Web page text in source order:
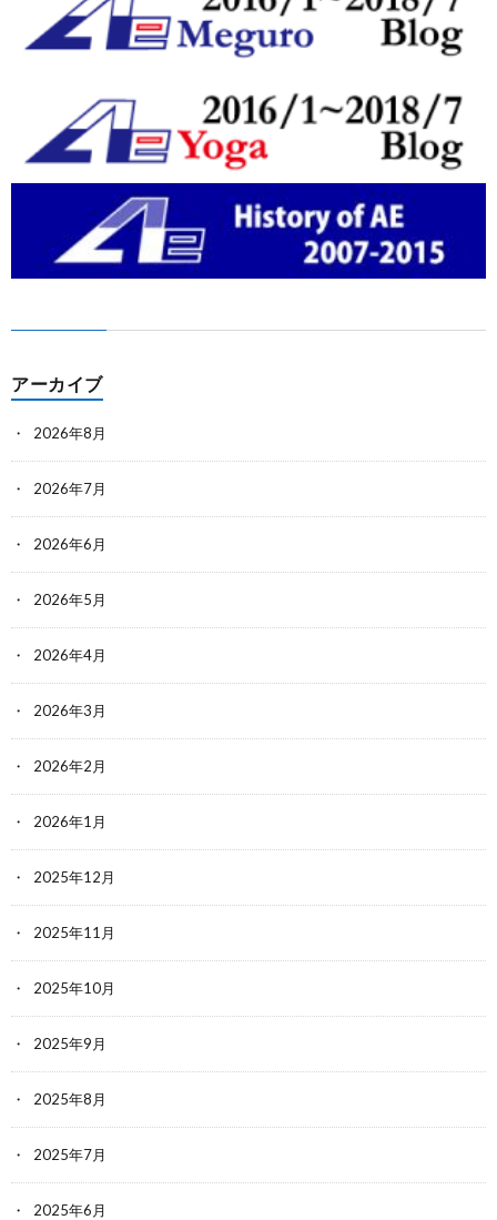
アーカイブ
2026年8月
2026年7月
2026年6月
2026年5月
2026年4月
2026年3月
2026年2月
2026年1月
2025年12月
2025年11月
2025年10月
2025年9月
2025年8月
2025年7月
2025年6月